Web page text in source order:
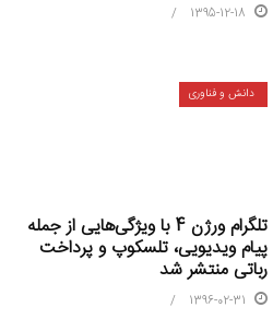
1395-12-18
دانش و فناوری
تلگرام ورژن 4 با ویژگی‌هایی از جمله
پیام ویدیویی، تلسکوپ و پرداخت
رباتی منتشر شد
1396-02-31